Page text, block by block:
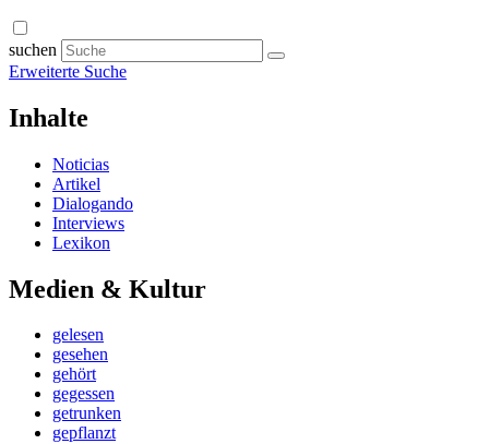
suchen
Erweiterte Suche
Inhalte
Noticias
Artikel
Dialogando
Interviews
Lexikon
Medien & Kultur
gelesen
gesehen
gehört
gegessen
getrunken
gepflanzt